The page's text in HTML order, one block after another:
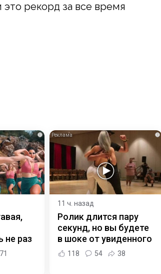
рекорд за все время
i
не раз
71
i
11 ч. назад
Ролик длится пару
секунд, но вы будете
в шоке от увиденного
118 54 38